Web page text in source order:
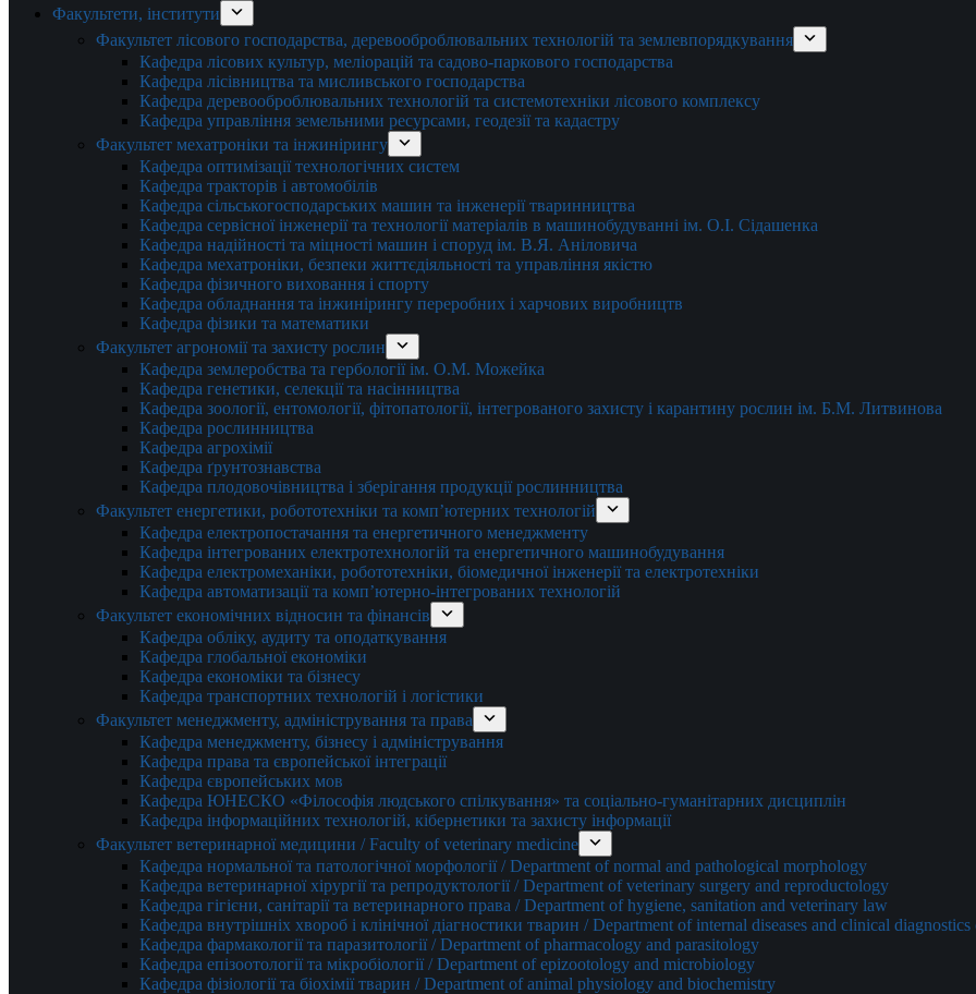
Факультети, інститути
Факультет лісового господарства, деревооброблювальних технологій та землевпорядкування
Кафедра лісових культур, меліорацій та садово-паркового господарства
Кафедра лісівництва та мисливського господарства
Кафедра деревооброблювальних технологій та системотехніки лісового комплексу
Кафедра управління земельними ресурсами, геодезії та кадастру
Факультет мехатроніки та інжинірингу
Кафедра оптимізації технологічних систем
Кафедра тракторів і автомобілів
Кафедра сільськогосподарських машин та інженерії тваринництва
Кафедра cервісної інженерії та технології матеріалів в машинобудуванні ім. О.І. Сідашенка
Кафедра надійності та міцності машин і споруд ім. В.Я. Аніловича
Кафедра мехатроніки, безпеки життєдіяльності та управління якістю
Кафедра фізичного виховання і спорту
Кафедра обладнання та інжинірингу переробних і харчових виробництв
Кафедра фізики та математики
Факультет агрономії та захисту рослин
Кафедра землеробства та гербології ім. О.М. Можейка
Кафедра генетики, селекції та насінництва
Кафедра зоології, ентомології, фітопатології, інтегрованого захисту і карантину рослин ім. Б.М. Литвинова
Кафедра рослинництва
Кафедра агрохімії
Кафедра ґрунтознавства
Кафедра плодовочівництва і зберігання продукції рослинництва
Факультет енергетики, робототехніки та комп’ютерних технологій
Кафедра електропостачання та енергетичного менеджменту
Кафедра інтегрованих електротехнологій та енергетичного машинобудування
Кафедра електромеханіки, робототехніки, біомедичної інженерії та електротехніки
Кафедра автоматизації та комп’ютерно-інтегрованих технологій
Факультет економічних відносин та фінансів
Кафедра обліку, аудиту та оподаткування
Кафедра глобальної економіки
Кафедра економіки та бізнесу
Кафедра транспортних технологій і логістики
Факультет менеджменту, адміністрування та права
Кафедра менеджменту, бізнесу і адміністрування
Кафедра права та європейської інтеграції
Кафедра європейських мов
Кафедра ЮНЕСКО «Філософія людського спілкування» та соціально-гуманітарних дисциплін
Кафедра інформаційних технологій, кібернетики та захисту інформації
Факультет ветеринарної медицини / Faculty of veterinary medicine
Кафедра нормальної та патологічної морфології / Department of normal and pathological morphology
Кафедра ветеринарної хірургії та репродуктології / Department of veterinary surgery and reproductology
Кафедра гігієни, санітарії та ветеринарного права / Department of hygiene, sanitation and veterinary law
Кафедра внутрішніх хвороб і клінічної діагностики тварин / Department of internal diseases and clinical
Кафедра фармакології та паразитології / Department of pharmacology and parasitology
Кафедра епізоотології та мікробіології / Department of epizootology and microbiology
Кафедра фізіології та біохімії тварин / Department of animal physiology and biochemistry